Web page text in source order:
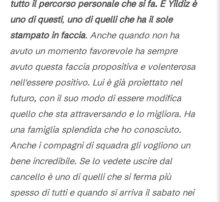
tutto il percorso personale che si fa. E Yildiz è
uno di questi, uno di quelli che ha il sole
stampato in faccia. Anche quando non ha
avuto un momento favorevole ha sempre
avuto questa faccia propositiva e volenterosa
nell'essere positivo. Lui è già proiettato nel
futuro, con il suo modo di essere modifica
quello che sta attraversando e lo migliora. Ha
una famiglia splendida che ho conosciuto.
Anche i compagni di squadra gli vogliono un
bene incredibile. Se lo vedete uscire dal
cancello è uno di quelli che si ferma più
spesso di tutti e quando si arriva il sabato nei